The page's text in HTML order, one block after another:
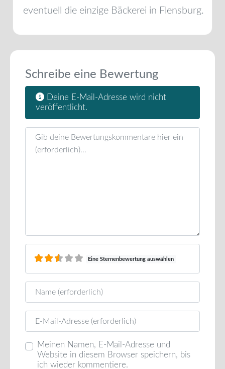
eventuell die einzige Bäckerei in Flensburg.
Schreibe eine Bewertung
Deine E-Mail-Adresse wird nicht
veröffentlicht.
Rezensionstext
Eine Sternenbewertung auswählen
Name
E-Mail
Meinen Namen, E-Mail-Adresse und
Website in diesem Browser speichern, bis
ich wieder kommentiere.